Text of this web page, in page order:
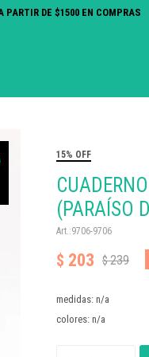
PARTIR DE $1500 EN COMPRAS
15% OFF
(PARAÍSO
9706-9706
$ 203 $239
medidas: n/a
colores: n/a